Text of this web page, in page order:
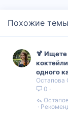
Похожие темы
🍹
одного
Остапова
0